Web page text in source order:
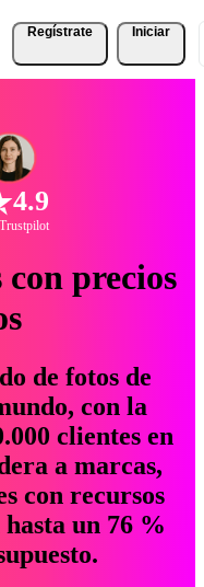
Regístrate Iniciar
4.9
con precios
de fotos de
con la
clientes en
a marcas,
con recursos
un 76 %